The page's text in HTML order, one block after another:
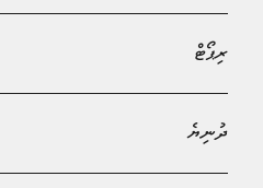
ރިޕޯޓް
ދުނިޔެ